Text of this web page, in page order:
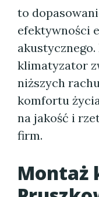
to
efektywności
klimatyzator
niższych
komfortu
na jakość i
firm.
Montaż